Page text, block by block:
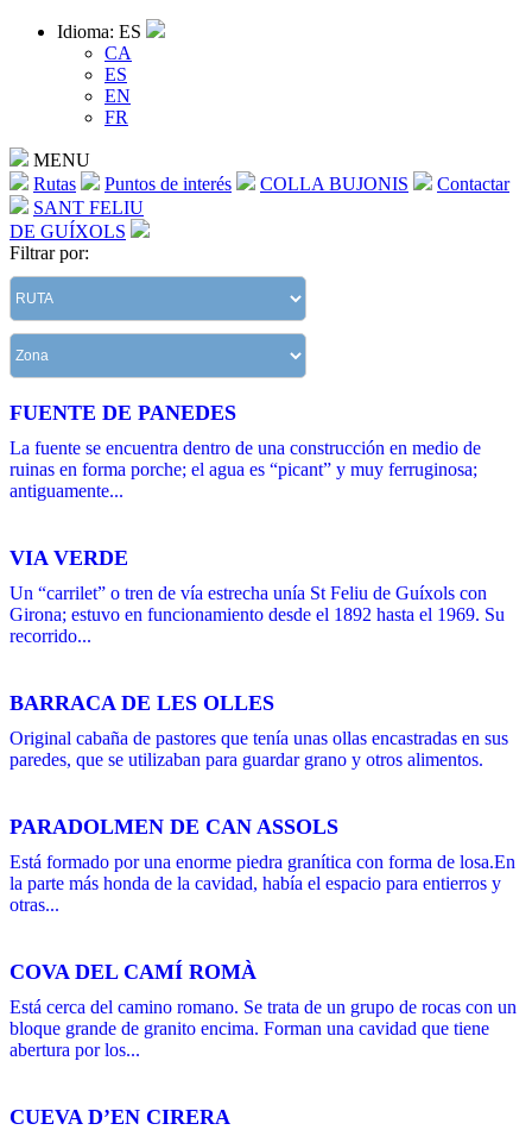
Idioma: ES
CA
ES
EN
FR
MENU
Rutas
Puntos de interés COLLA BUJONIS
Contactar
SANT FELIU
DE GUÍXOLS
Filtrar por:
FUENTE DE PANEDES
La fuente se encuentra dentro de una construcción en medio de
ruinas en forma porche; el agua es “picant” y muy ferruginosa;
antiguamente...
VIA VERDE
Un “carrilet” o tren de vía estrecha unía St Feliu de Guíxols con
Girona; estuvo en funcionamiento desde el 1892 hasta el 1969. Su
recorrido...
BARRACA DE LES OLLES
Original cabaña de pastores que tenía unas ollas encastradas en sus
paredes, que se utilizaban para guardar grano y otros alimentos.
PARADOLMEN DE CAN ASSOLS
Está formado por una enorme piedra granítica con forma de losa.En
la parte más honda de la cavidad, había el espacio para entierros y
otras...
COVA DEL CAMÍ ROMÀ
Está cerca del camino romano. Se trata de un grupo de rocas con un
bloque grande de granito encima. Forman una cavidad que tiene
abertura por los...
CUEVA D’EN CIRERA